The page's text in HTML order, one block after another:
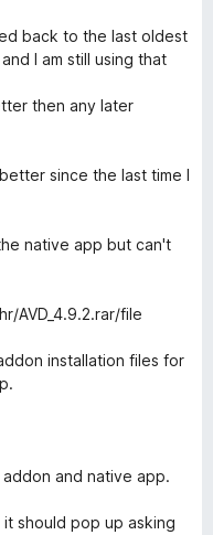
back to the last oldest
I am still using that
then any later
since the last time I
native app but can't
AVD_4.9.2.rar/file
installation files for
and native app.
should pop up asking